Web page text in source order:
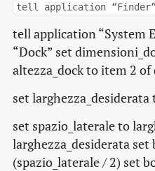
tell application “Finder”
tell application “System
“Dock” set
altezza_dock to item 2
set larghezza_desiderata
set spazio_laterale to
larghezza_desiderata
(spazio_laterale / 2) set